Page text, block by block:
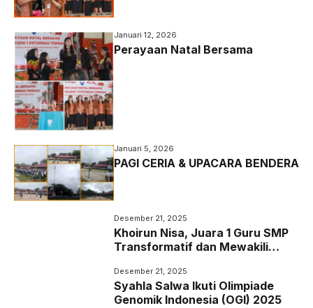
Januari 12, 2026
Perayaan Natal Bersama
Januari 5, 2026
PAGI CERIA & UPACARA BENDERA
Desember 21, 2025
Khoirun Nisa, Juara 1 Guru SMP
Transformatif dan Mewakili
Apresiasi GTK 2025
Desember 21, 2025
Syahla Salwa Ikuti Olimpiade
Genomik Indonesia (OGI) 2025